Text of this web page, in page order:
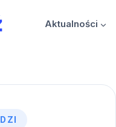
Aktualności